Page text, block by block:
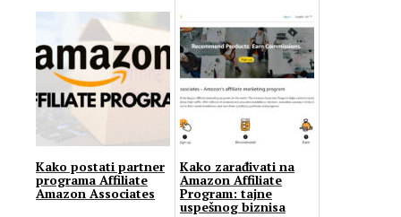
Kako postati partner
programa Affiliate
Amazon Associates
Kako zarađivati na
Amazon Affiliate
Program: tajne
uspešnog biznisa